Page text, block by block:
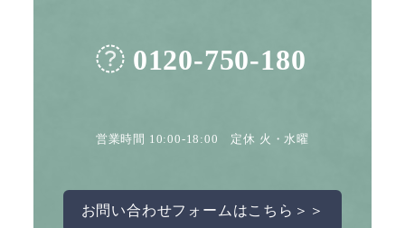
0120-750-180
営業時間 10:00-18:00 定休 火・水曜
お問い合わせフォームはこちら＞＞